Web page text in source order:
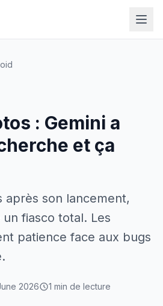
: Gemini a
et ça
après son lancement,
fiasco total. Les
patience face aux bugs
2026 1 min de lecture